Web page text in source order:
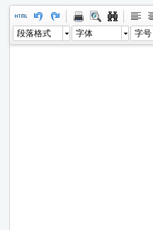
段落格式 字体 字号